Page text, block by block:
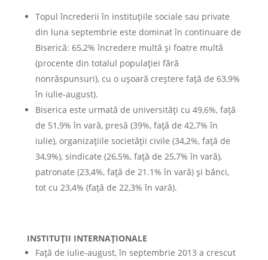
Topul încrederii în instituţiile sociale sau private
din luna septembrie este dominat în continuare de
Biserică: 65,2% încredere multă şi foatre multă
(procente din totalul populaţiei fără
nonrăspunsuri), cu o uşoară creştere faţă de 63,9%
în iulie-august).
Biserica este urmată de universităţi cu 49,6%, faţă
de 51,9% în vară, presă (39%, faţă de 42,7% în
iulie), organizaţiile societăţii civile (34,2%, faţă de
34,9%), sindicate (26,5%, faţă de 25,7% în vară),
patronate (23,4%, faţă de 21.1% în vară) şi bănci,
tot cu 23,4% (faţă de 22,3% în vară).
INSTITUŢII INTERNAŢIONALE
Faţă de iulie-august, în septembrie 2013 a crescut